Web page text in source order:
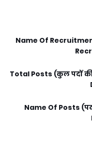
Name Of
Total Posts (कुल पदों
Name Of Posts